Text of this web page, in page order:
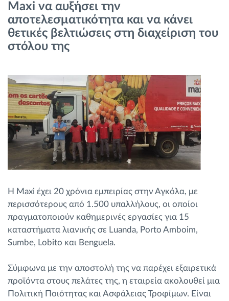
Αυτόματη αναγνώριση οδηγού
Ανακαλύψτε όλα τα χαρακτηριστικά
Πώς να λύσουμε τις ανάγκες των
δραστηριοτήτων του στόλου
Υπολογιστής εξοικονόμησης
Maxi να αυξήσει την
αποτελεσματικότητα και να κάνει
θετικές βελτιώσεις στη διαχείριση του
στόλου της
Η Maxi έχει 20 χρόνια εμπειρίας στην Αγκόλα, με
περισσότερους από 1.500 υπαλλήλους, οι οποίοι
πραγματοποιούν καθημερινές εργασίες για 15
καταστήματα λιανικής σε Luanda, Porto Amboim,
Sumbe, Lobito και Benguela.
Σύμφωνα με την αποστολή της να παρέχει εξαιρετικά
προϊόντα στους πελάτες της, η εταιρεία ακολουθεί μια
Πολιτική Ποιότητας και Ασφάλειας Τροφίμων. Είναι